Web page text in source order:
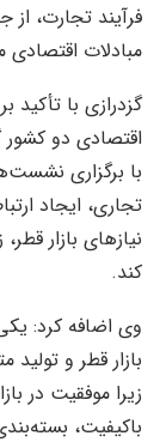
فرآیند تجارت،
مبادلات اقتصادی
گزدرازی با
اقتصادی دو
با برگزاری
تجاری، ایجاد
نیازهای بازار
کند.
وی اضافه کرد:
بازار قطر و
زیرا موفقیت در
باکیفیت،